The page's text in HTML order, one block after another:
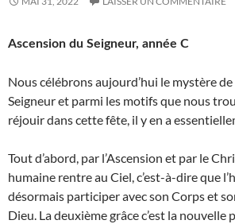
Ascension du Seigneur, année C
Nous célébrons aujourd’hui le mystère de
Seigneur et parmi les motifs que nous
réjouir dans cette fête, il y en a
Tout d’abord, par l’Ascension et par le
humaine rentre au Ciel, c’est-à-dire que
désormais participer avec son Corps et
Dieu. La deuxième grâce c’est la nouvelle